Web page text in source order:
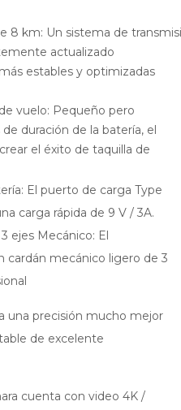
8 km: Un sistema de
actualizado
estables y optimizadas
vuelo: Pequeño pero
duración de la batería, el
el éxito de taquilla de
El puerto de carga Type
carga rápida de 9 V / 3A.
ejes Mecánico: El
cardán mecánico ligero de 3
una precisión mucho mejor
de excelente
cuenta con video 4K /